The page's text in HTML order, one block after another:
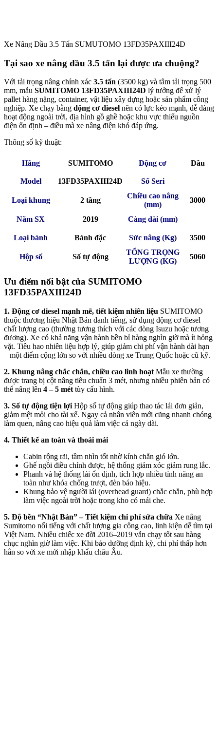
Xe Nâng Dầu 3.5 Tấn SUMUTOMO 13FD35PAXIII24D
Tại sao xe nâng dầu 3.5 tấn lại được ưa chuộng?
Với tải trọng nâng chính xác 3.5 tấn (3500 kg) và tâm tải trọng 500
mm, mẫu SUMITOMO 13FD35PAXIII24D lý tưởng để xử lý
pallet hàng nặng, container, vật liệu xây dựng hoặc sản phẩm công
nghiệp. Xe chạy bằng động cơ diesel nên có lực kéo mạnh, dễ dàng
hoạt động ngoài trời, địa hình gồ ghề hoặc khu vực thiếu nguồn
điện ổn định – điều mà xe nâng điện khó đáp ứng.
Thông số kỹ thuật:
Hãng SUMITOMO Động cơ Dầu
Model 13FD35PAXIII24D Số Seri
Loại khung 2 tầng
Chiều cao nâng
(mm)
3000
Năm SX 2019 Càng dài (mm)
Loại bánh Bánh đặc Sức nâng (Kg) 3500
Hộp số Số tự động
TỔNG TRỌNG
LƯỢNG (KG)
5060
Ưu điểm nổi bật của SUMITOMO
13FD35PAXIII24D
1. Động cơ diesel mạnh mẽ, tiết kiệm nhiên liệu SUMITOMO
thuộc thương hiệu Nhật Bản danh tiếng, sử dụng động cơ diesel
chất lượng cao (thường tương thích với các dòng Isuzu hoặc tương
đương). Xe có khả năng vận hành bền bỉ hàng nghìn giờ mà ít hỏng
vặt. Tiêu hao nhiên liệu hợp lý, giúp giảm chi phí vận hành dài hạn
– một điểm cộng lớn so với nhiều dòng xe Trung Quốc hoặc cũ kỹ.
2. Khung nâng chắc chắn, chiều cao linh hoạt Mẫu xe thường
được trang bị cột nâng tiêu chuẩn 3 mét, nhưng nhiều phiên bản có
thể nâng lên 4 – 5 mét tùy cấu hình.
3. Số tự động tiện lợi Hộp số tự động giúp thao tác lái đơn giản,
giảm mệt mỏi cho tài xế. Ngay cả nhân viên mới cũng nhanh chóng
làm quen, nâng cao hiệu quả làm việc cả ngày dài.
4. Thiết kế an toàn và thoải mái
Cabin rộng rãi, tầm nhìn tốt nhờ kính chắn gió lớn.
Ghế ngồi điều chỉnh được, hệ thống giảm xóc giảm rung lắc.
Phanh và hệ thống lái ổn định, tích hợp nhiều tính năng an
toàn như khóa chống trượt, đèn báo hiệu.
Khung bảo vệ người lái (overhead guard) chắc chắn, phù hợp
làm việc ngoài trời hoặc trong kho có mái che.
5. Độ bền “Nhật Bản” – Tiết kiệm chi phí sửa chữa Xe nâng
Sumitomo nổi tiếng với chất lượng gia công cao, linh kiện dễ tìm tại
Việt Nam. Nhiều chiếc xe đời 2016–2019 vẫn chạy tốt sau hàng
chục nghìn giờ làm việc. Khi bảo dưỡng định kỳ, chi phí thấp hơn
hẳn so với xe mới nhập khẩu châu Âu.